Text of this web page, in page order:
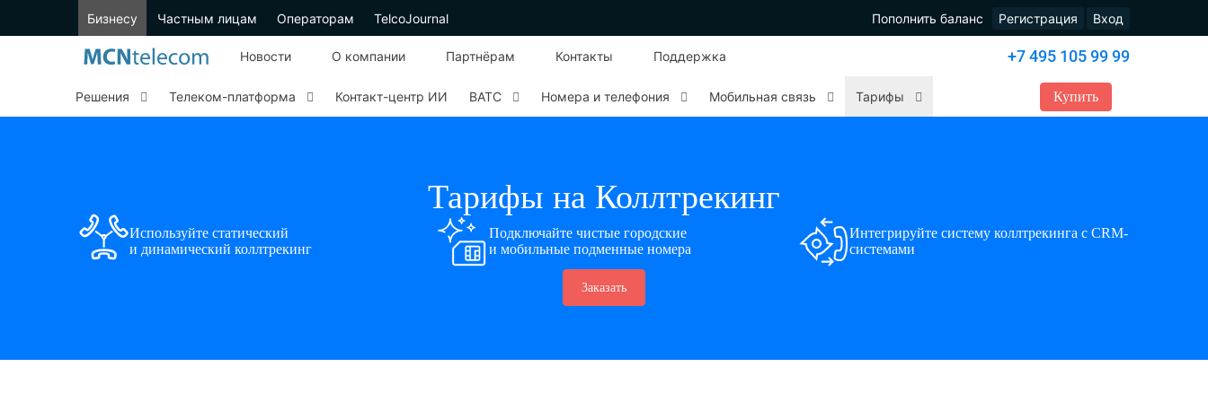
Бизнесу Частным лицам Операторам TelcoJournal Пополнить баланс Регистрация Вход
Новости О компании Партнёрам Контакты Поддержка +7 495 105 99 99
Решения Телеком-платформа Контакт-центр ИИ ВАТС Номера и телефония Мобильная связь Тарифы Купить
Тарифы на Коллтрекинг
Используйте статический
и динамический коллтрекинг
Подключайте чистые городские
и мобильные подменные номера
Интегрируйте систему коллтрекинга с CRM-
системами
Заказать